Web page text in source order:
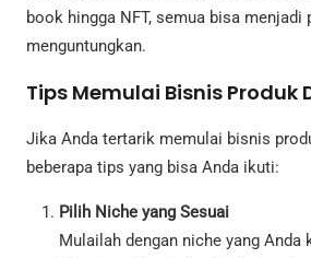
book hingga NFT, semua bisa menjadi
menguntungkan.
Tips Memulai Bisnis Produk
Jika Anda tertarik memulai bisnis
beberapa tips yang bisa Anda ikuti:
Pilih Niche yang Sesuai
Mulailah dengan niche yang Anda